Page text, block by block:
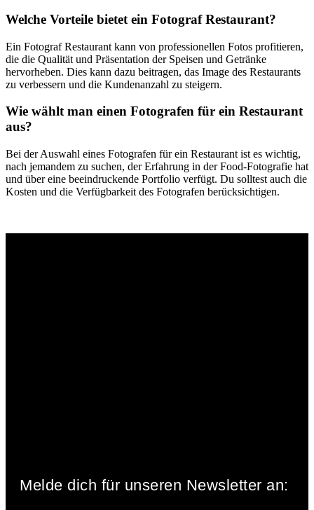
Welche Vorteile bietet ein Fotograf Restaurant?
Ein Fotograf Restaurant kann von professionellen Fotos profitieren,
die die Qualität und Präsentation der Speisen und Getränke
hervorheben. Dies kann dazu beitragen, das Image des Restaurants
zu verbessern und die Kundenanzahl zu steigern.
Wie wählt man einen Fotografen für ein Restaurant
aus?
Bei der Auswahl eines Fotografen für ein Restaurant ist es wichtig,
nach jemandem zu suchen, der Erfahrung in der Food-Fotografie hat
und über eine beeindruckende Portfolio verfügt. Du solltest auch die
Kosten und die Verfügbarkeit des Fotografen berücksichtigen.
Melde dich für unseren Newsletter an: